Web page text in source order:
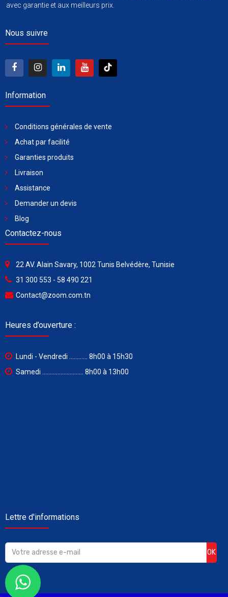
avec garantie et aux meilleurs prix.
Nous suivre
Information
Conditions générales de vente
Achat par facilité
Garanties produits
Livraison
Assistance
Demander un devis
Blog
Contactez-nous
22 AV. Alain Savary, 1002 Tunis Belvédère, Tunisie
31 300 553 - 58 490 221
Contact@zoom.com.tn
Heures d’ouverture :
Lundi - Vendredi ............ 8h00 à 15h30
Samedi ........................... 8h00 à 13h00
Lettre d'informations
OK